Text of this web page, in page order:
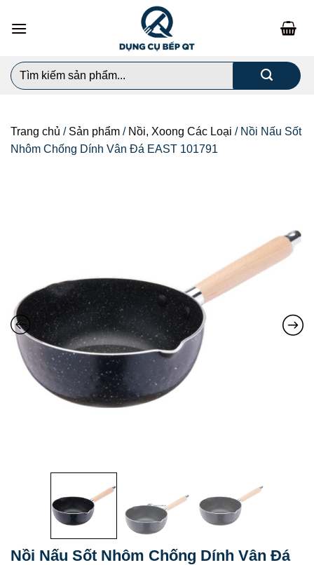
đến
dung
Search
for:
Trang chủ / Sản phẩm / Nồi, Xoong Các Loại / Nồi Nấu Sốt
Nhôm Chống Dính Vân Đá EAST 101791
Nồi Nấu Sốt Nhôm Chống Dính Vân Đá